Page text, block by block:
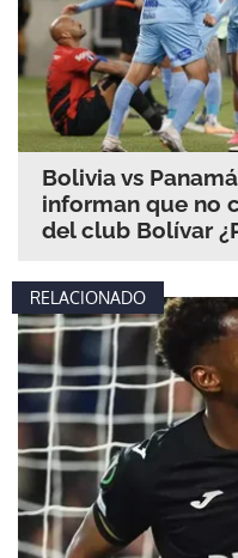
Bolivia vs
informan que no
del club Bolívar
RELACIONADO